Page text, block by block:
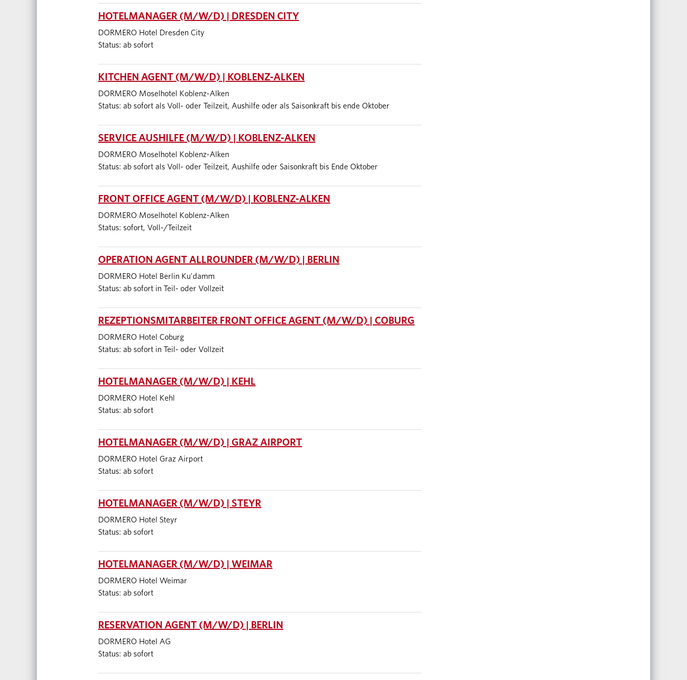
HOTELMANAGER (M/W/D) | DRESDEN CITY
DORMERO Hotel Dresden City
Status: ab sofort
KITCHEN AGENT (M/W/D) | KOBLENZ-ALKEN
DORMERO Moselhotel Koblenz-Alken
Status: ab sofort als Voll- oder Teilzeit, Aushilfe oder als Saisonkraft bis ende Oktober
SERVICE AUSHILFE (M/W/D) | KOBLENZ-ALKEN
DORMERO Moselhotel Koblenz-Alken
Status: ab sofort als Voll- oder Teilzeit, Aushilfe oder Saisonkraft bis Ende Oktober
FRONT OFFICE AGENT (M/W/D) | KOBLENZ-ALKEN
DORMERO Moselhotel Koblenz-Alken
Status: sofort, Voll-/Teilzeit
OPERATION AGENT ALLROUNDER (M/W/D) | BERLIN
DORMERO Hotel Berlin Ku'damm
Status: ab sofort in Teil- oder Vollzeit
REZEPTIONSMITARBEITER FRONT OFFICE AGENT (M/W/D) | COBURG
DORMERO Hotel Coburg
Status: ab sofort in Teil- oder Vollzeit
HOTELMANAGER (M/W/D) | KEHL
DORMERO Hotel Kehl
Status: ab sofort
HOTELMANAGER (M/W/D) | GRAZ AIRPORT
DORMERO Hotel Graz Airport
Status: ab sofort
HOTELMANAGER (M/W/D) | STEYR
DORMERO Hotel Steyr
Status: ab sofort
HOTELMANAGER (M/W/D) | WEIMAR
DORMERO Hotel Weimar
Status: ab sofort
RESERVATION AGENT (M/W/D) | BERLIN
DORMERO Hotel AG
Status: ab sofort